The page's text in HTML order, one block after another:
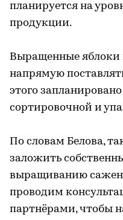
планируется на
продукции.
Выращенные яблоки
напрямую
этого
сортировочной и
По словам Белова,
заложить
выращиванию
проводим
партнёрами, чтобы